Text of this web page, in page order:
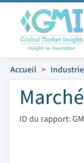
Accueil
ID du rapport: